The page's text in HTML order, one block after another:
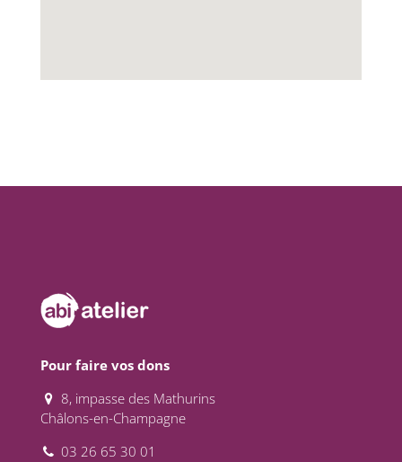
Pour faire vos dons
8, impasse des Mathurins
Châlons-en-Champagne
03 26 65 30 01